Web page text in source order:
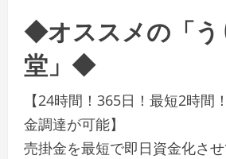
◆オススメの「う
堂」◆
【24時間！365日！最短2時間
金調達が可能】
売掛金を最短で即日資金化さ